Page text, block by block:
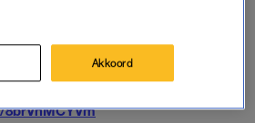
signeert 'Zo worden wij
op de Uitmarkt!
Akkoord